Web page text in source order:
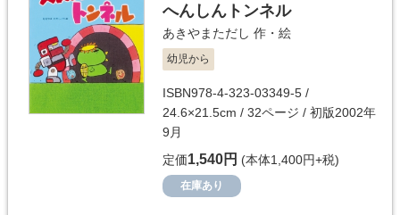
へんしんトンネル
あきやまただし 作・絵
幼児から
ISBN978-4-323-03349-5 /
24.6×21.5cm / 32ページ / 初版2002年
9月
定価1,540円 (本体1,400円+税)
在庫あり